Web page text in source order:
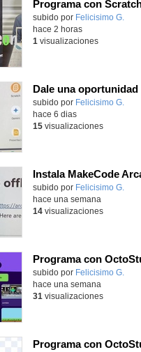
Contenido educativo.
subido por Felicisimo G.
hace 2 horas
1 visualizaciones
Contenido educativo.
subido por Felicisimo G.
hace 6 dias
15visualizaciones
Contenido educativo.
subido por Felicisimo G.
hace una semana
14visualizaciones
Contenido educativo.
subido por Felicisimo G.
hace una semana
31 visualizaciones